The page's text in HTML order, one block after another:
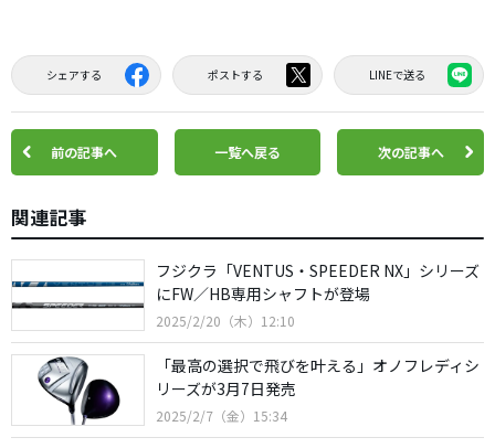
シェアする ポストする LINEで送る
前の記事へ 一覧へ戻る 次の記事へ
関連記事
フジクラ「VENTUS・SPEEDER NX」シリーズ
にFW／HB専用シャフトが登場
2025/2/20（木）12:10
「最高の選択で飛びを叶える」オノフレディシ
リーズが3月7日発売
2025/2/7（金）15:34